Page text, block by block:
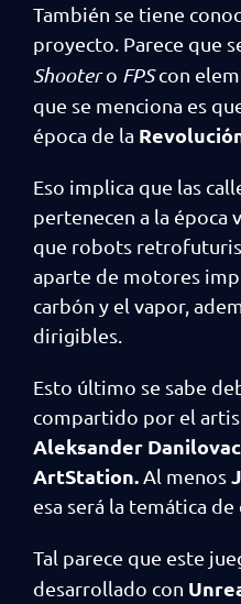
También se tiene
proyecto. Parece que
Shootero FPScon
que se menciona es
época de la
Eso implica que las
pertenecen a la época
que robots
aparte de motores
carbón y el vapor,
dirigibles.
Esto último se sabe
compartido por el
Aleksander Danilovac
ArtStation. Al menos
esa será la temática de
Tal parece que este
desarrollado con